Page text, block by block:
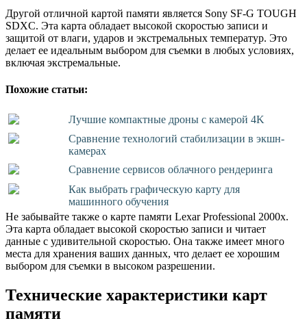
Другой отличной картой памяти является Sony SF-G TOUGH
SDXC. Эта карта обладает высокой скоростью записи и
защитой от влаги, ударов и экстремальных температур. Это
делает ее идеальным выбором для съемки в любых условиях,
включая экстремальные.
Похожие статьи:
Лучшие компактные дроны с камерой 4K
Сравнение технологий стабилизации в экшн-
камерах
Сравнение сервисов облачного рендеринга
Как выбрать графическую карту для
машинного обучения
Не забывайте также о картe памяти Lexar Professional 2000x.
Эта карта обладает высокой скоростью записи и читает
данные с удивительной скоростью. Она также имеет много
места для хранения ваших данных, что делает ее хорошим
выбором для съемки в высоком разрешении.
Технические характеристики карт
памяти